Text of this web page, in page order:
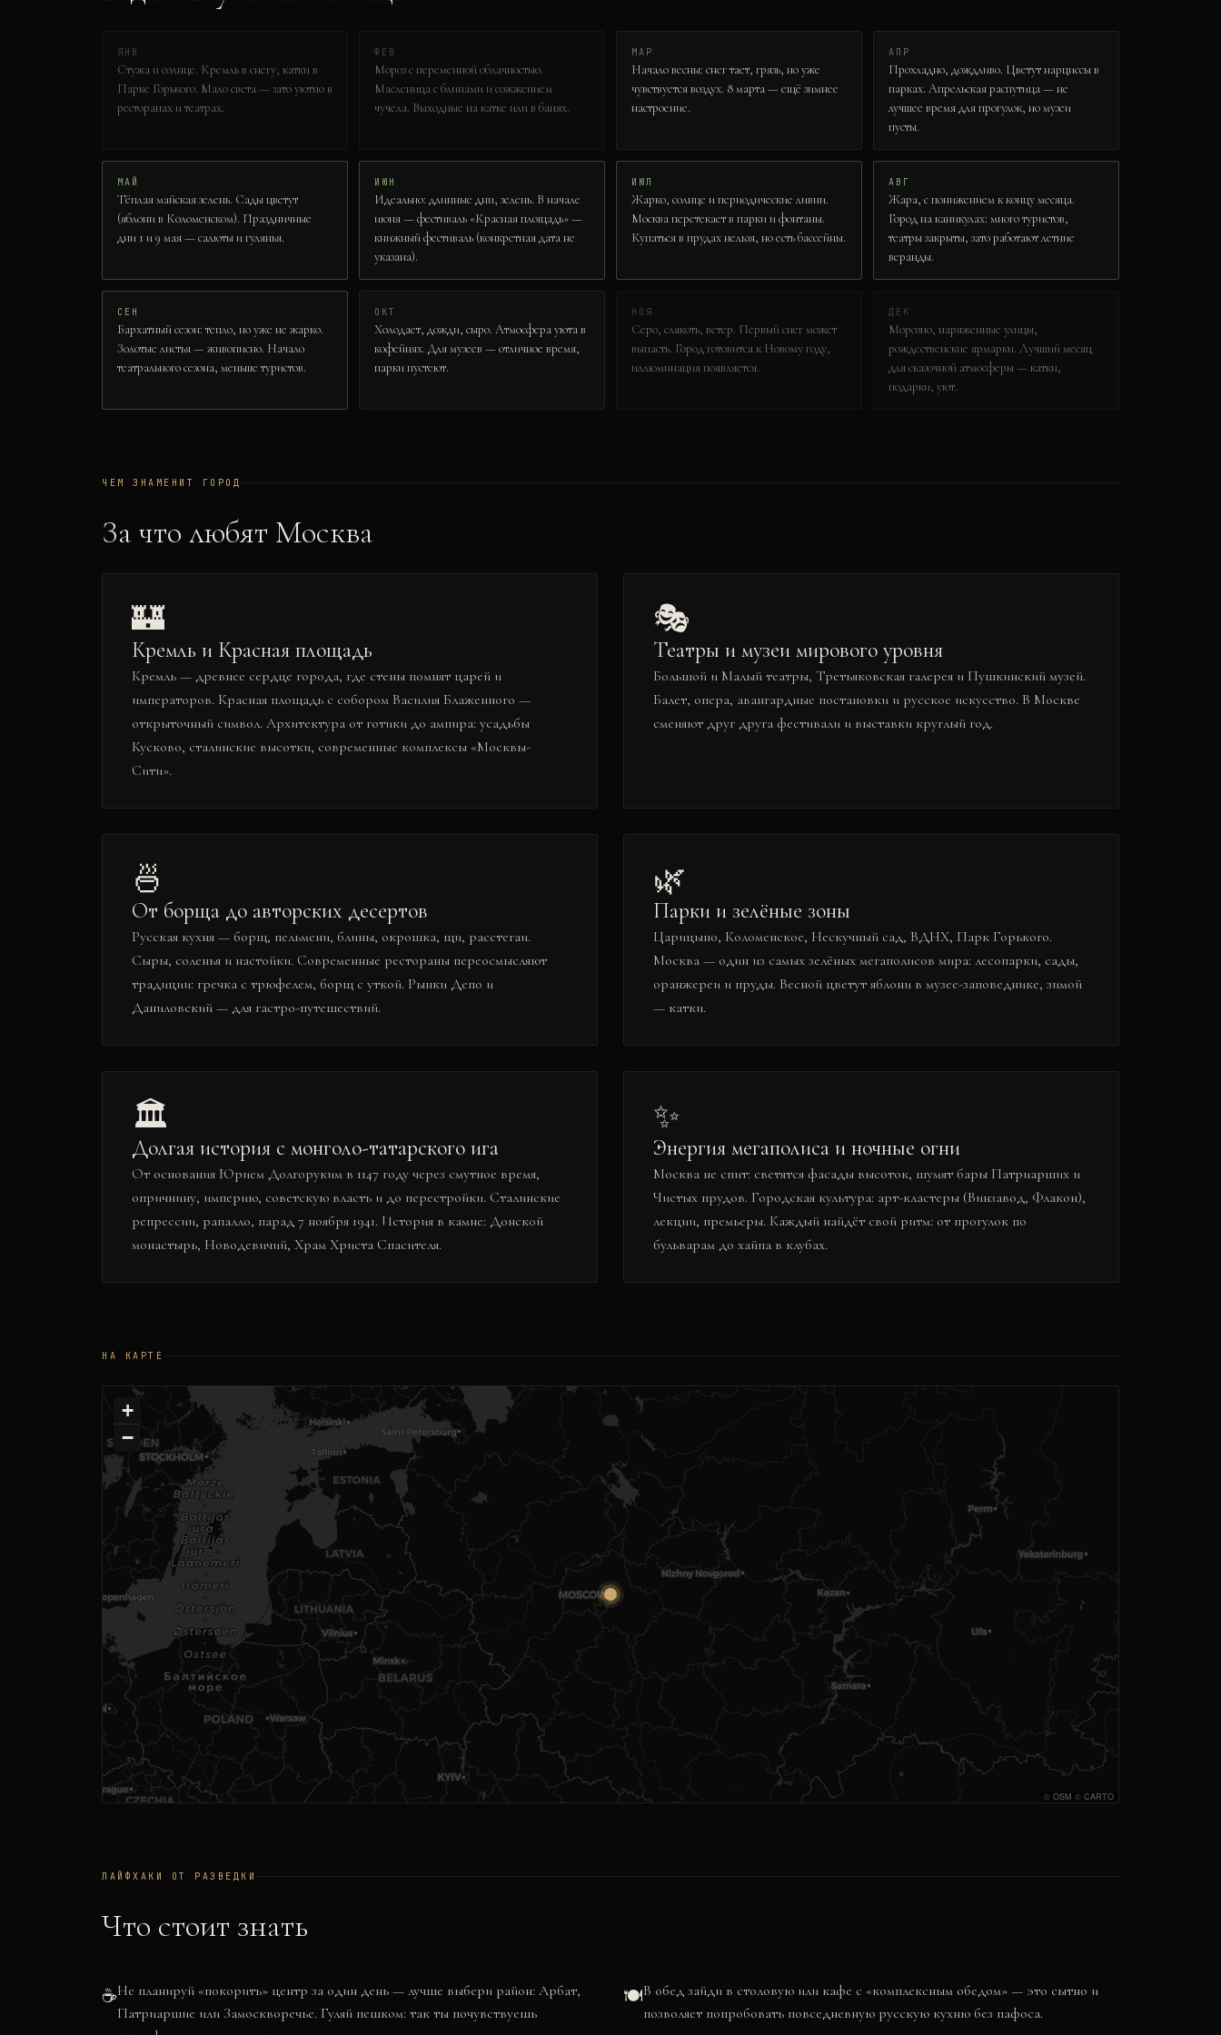
ЯНВ
Стужа и солнце. Кремль в снегу, катки в
Парке Горького. Мало света — зато уютно в
ресторанах и театрах.
ФЕВ
Мороз с переменной облачностью.
Масленица с блинами и сожжением
чучела. Выходные на катке или в банях.
МАР
Начало весны: снег тает, грязь, но уже
чувствуется воздух. 8 марта — ещё зимнее
настроение.
АПР
Прохладно, дождливо. Цветут нарциссы в
парках. Апрельская распутица — не
лучшее время для прогулок, но музеи
пусты.
МАЙ
Тёплая майская зелень. Сады цветут
(яблони в Коломенском). Праздничные
дни 1 и 9 мая — салюты и гулянья.
ИЮН
Идеально: длинные дни, зелень. В начале
июня — фестиваль «Красная площадь» —
книжный фестиваль (конкретная дата не
указана).
ИЮЛ
Жарко, солнце и периодические ливни.
Москва перетекает в парки и фонтаны.
Купаться в прудах нельзя, но есть бассейны.
АВГ
Жара, с понижением к концу месяца.
Город на каникулах: много туристов,
театры закрыты, зато работают летние
веранды.
СЕН
Бархатный сезон: тепло, но уже не жарко.
Золотые листья — живописно. Начало
театрального сезона, меньше туристов.
ОКТ
Холодает, дожди, сыро. Атмосфера уюта в
кофейнях. Для музеев — отличное время,
парки пустеют.
НОЯ
Серо, слякоть, ветер. Первый снег может
выпасть. Город готовится к Новому году,
иллюминация появляется.
ДЕК
Морозно, наряженные улицы,
рождественские ярмарки. Лучший месяц
для сказочной атмосферы — катки,
подарки, уют.
ЧЕМ ЗНАМЕНИТ ГОРОД
За что любят Москва
🏰
Кремль и Красная площадь
Кремль — древнее сердце города, где стены помнят царей и
императоров. Красная площадь с собором Василия Блаженного —
открыточный символ. Архитектура от готики до ампира: усадьбы
Кусково, сталинские высотки, современные комплексы «Москвы-
Сити».
🎭
Театры и музеи мирового уровня
Большой и Малый театры, Третьяковская галерея и Пушкинский музей.
Балет, опера, авангардные постановки и русское искусство. В Москве
сменяют друг друга фестивали и выставки круглый год.
🍜
От борща до авторских десертов
Русская кухня — борщ, пельмени, блины, окрошка, щи, расстегаи.
Сыры, соленья и настойки. Современные рестораны переосмысляют
традиции: гречка с трюфелем, борщ с уткой. Рынки Депо и
Даниловский — для гастро-путешествий.
🌿
Парки и зелёные зоны
Царицыно, Коломенское, Нескучный сад, ВДНХ, Парк Горького.
Москва — один из самых зелёных мегаполисов мира: лесопарки, сады,
оранжереи и пруды. Весной цветут яблони в музее-заповеднике, зимой
— катки.
🏛️
Долгая история с монголо-татарского ига
От основания Юрием Долгоруким в 1147 году через смутное время,
опричнину, империю, советскую власть и до перестройки. Сталинские
репрессии, рапалло, парад 7 ноября 1941. История в камне: Донской
монастырь, Новодевичий, Храм Христа Спасителя.
✨
Энергия мегаполиса и ночные огни
Москва не спит: светятся фасады высоток, шумят бары Патриарших и
Чистых прудов. Городская культура: арт-кластеры (Винзавод, Флакон),
лекции, премьеры. Каждый найдёт свой ритм: от прогулок по
бульварам до хайпа в клубах.
НА КАРТЕ
+
−
© OSM © CARTO
ЛАЙФХАКИ ОТ РАЗВЕДКИ
Что стоит знать
☕Не планируй «покорить» центр за один день — лучше выбери район: Арбат,
Патриаршие или Замоскворечье. Гуляй пешком: так ты почувствуешь
🍽️В обед зайди в столовую или кафе с «комплексным обедом» — это сытно и
позволяет попробовать повседневную русскую кухню без пафоса.